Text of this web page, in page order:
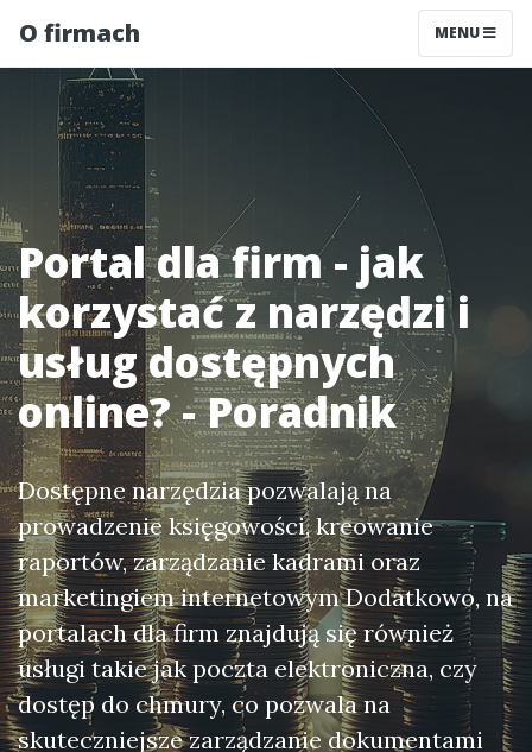
O firmach MENU
Portal dla firm - jak
korzystać z narzędzi i
usług dostępnych
online? - Poradnik
Dostępne narzędzia pozwalają na
prowadzenie księgowości, kreowanie
raportów, zarządzanie kadrami oraz
marketingiem internetowym Dodatkowo, na
portalach dla firm znajdują się również
usługi takie jak poczta elektroniczna, czy
dostęp do chmury, co pozwala na
skuteczniejsze zarządzanie dokumentami